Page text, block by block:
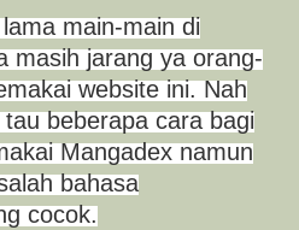
main-main di
masih jarang ya orang-
website ini. Nah
beberapa cara bagi
Mangadex namun
bahasa
cocok.